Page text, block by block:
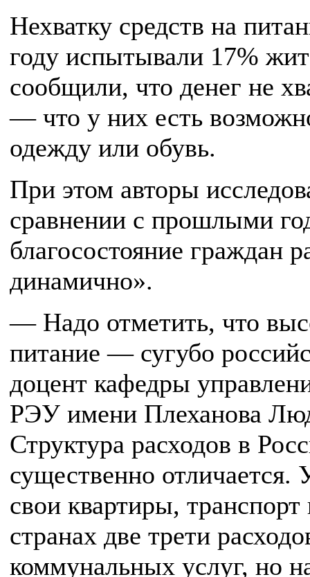
Нехватку средств на
году испытывали 17%
сообщили, что денег не
— что у них есть
одежду или обувь.
При этом авторы
сравнении с прошлыми
благосостояние граждан
динамично».
— Надо отметить, что
питание — сугубо
доцент кафедры
РЭУ имени Плеханова
Структура расходов в
существенно
свои квартиры,
странах две трети
коммунальных услуг, но